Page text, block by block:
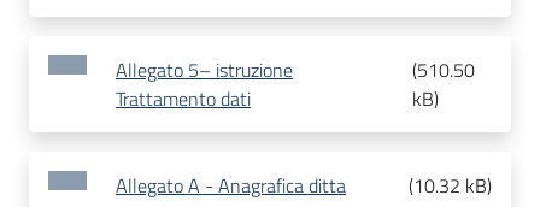
Allegato 5– istruzione
Trattamento dati
(510.50
kB)
Allegato A - Anagrafica ditta (10.32 kB)